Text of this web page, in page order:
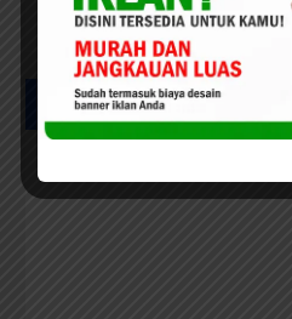
Kepastian
Adat
UCAPAN IKLAN HUT